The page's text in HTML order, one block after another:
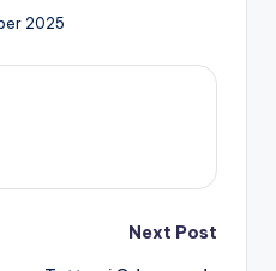
2025
Next Post